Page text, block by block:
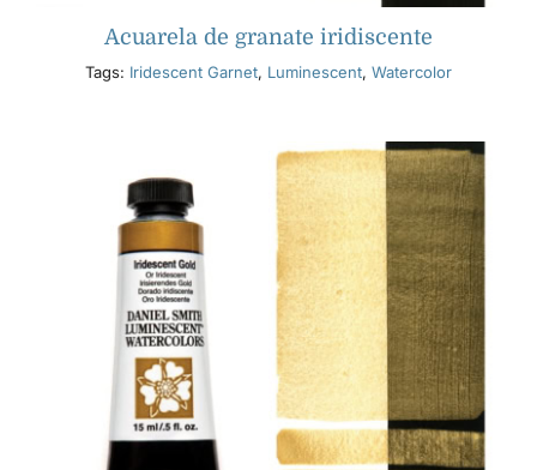
Acuarela de granate iridiscente
Tags: Iridescent Garnet, Luminescent, Watercolor